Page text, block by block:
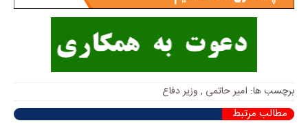
برچسب ها: امیر حاتمی , وزیر دفاع
مطالب مرتبط